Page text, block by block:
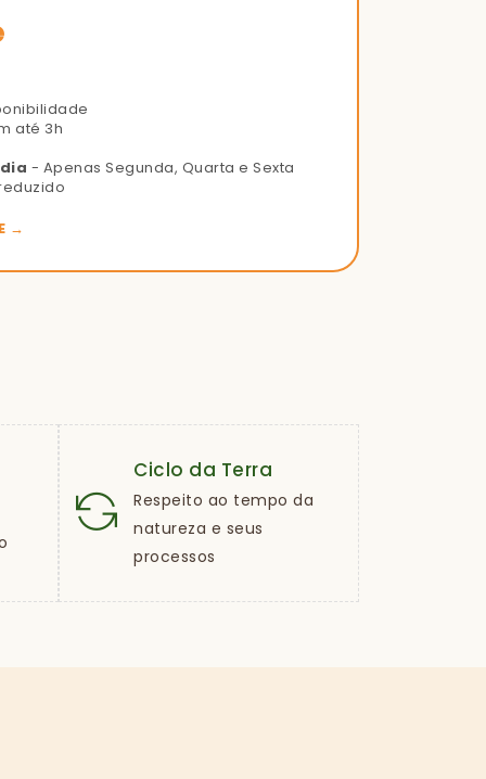
até 3h
- Apenas Segunda, Quarta e Sexta
→
Ciclo da Terra
Respeito ao tempo da
natureza e seus
processos